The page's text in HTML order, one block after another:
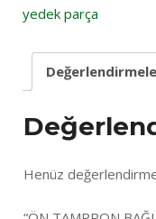
yedek parça
Henüz değerlendirme